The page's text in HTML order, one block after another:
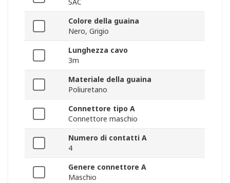
SAC
Colore della guaina
Nero, Grigio
Lunghezza cavo
3m
Materiale della guaina
Poliuretano
Connettore tipo A
Connettore maschio
Numero di contatti A
4
Genere connettore A
Maschio